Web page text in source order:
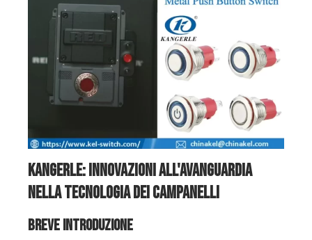
Kangerle: Innovazioni all'avanguardia
nella tecnologia dei campanelli
Breve introduzione